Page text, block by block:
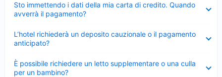
Sto immettendo i dati della mia carta di credito. Quando
avverrà il pagamento?
chiuso
L’hotel richiederà un deposito cauzionale o il pagamento
anticipato?
chiuso
È possibile richiedere un letto supplementare o una culla
per un bambino?
Elemento
chiuso